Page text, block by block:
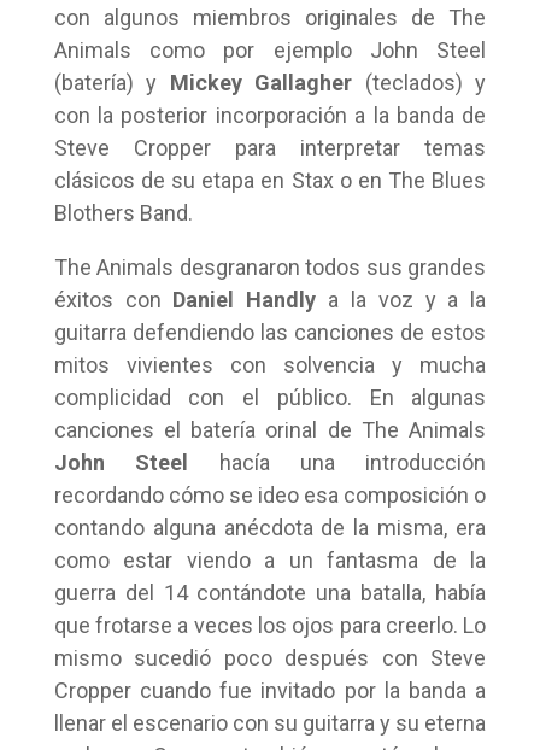
con algunos miembros originales de The
Animals como por ejemplo John Steel
(batería) y Mickey Gallagher (teclados) y
con la posterior incorporación a la banda de
Steve Cropper para interpretar temas
clásicos de su etapa en Stax o en The Blues
Blothers Band.
The Animals desgranaron todos sus grandes
éxitos con Daniel Handly a la voz y a la
guitarra defendiendo las canciones de estos
mitos vivientes con solvencia y mucha
complicidad con el público. En algunas
canciones el batería orinal de The Animals
John Steel
hacía una introducción
recordando cómo se ideo esa composición o
contando alguna anécdota de la misma, era
como estar viendo a un fantasma de la
guerra del 14 contándote una batalla, había
que frotarse a veces los ojos para creerlo. Lo
mismo sucedió poco después con Steve
Cropper cuando fue invitado por la banda a
llenar el escenario con su guitarra y su eterna